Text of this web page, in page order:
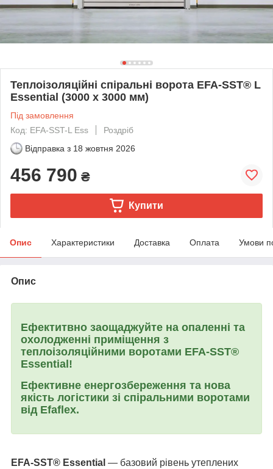
Теплоізоляційні спіральні ворота EFA-SST® L
Essential (3000 х 3000 мм)
Під замовлення
Код: EFA-SST-L Ess
Роздріб
Відправка з 18 жовтня 2026
456 790 ₴
Купити
Опис Характеристики Доставка Оплата Умови
Опис
Ефектитвно заощаджуйте на опаленні та
охолодженні приміщення з
теплоізоляційними воротами EFA-SST®
Essential!
Ефективне енергозбереження та нова
якість логістики зі спіральними воротами
від Efaflex.
EFA-SST® Essential — базовий рівень утеплених